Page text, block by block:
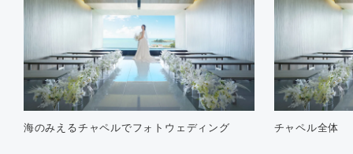
海のみえるチャペルでフォトウェディング チャペル全体